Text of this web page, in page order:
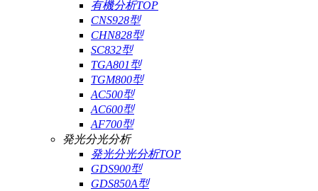
有機分析TOP
CNS928型
CHN828型
SC832型
TGA801型
TGM800型
AC500型
AC600型
AF700型
発光分光分析
発光分光分析TOP
GDS900型
GDS850A型